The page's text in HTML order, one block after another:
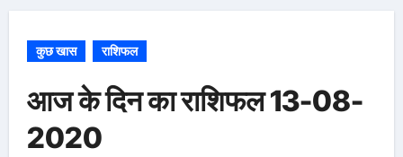
कुछ खास राशिफल
आज के दिन का राशिफल 13-08-
2020